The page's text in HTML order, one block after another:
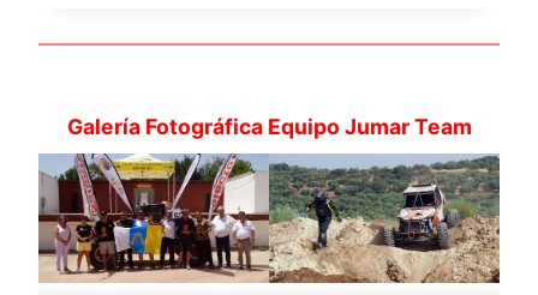
O
J
U
M
A
R
T
Galería Fotográfica Equipo Jumar Team